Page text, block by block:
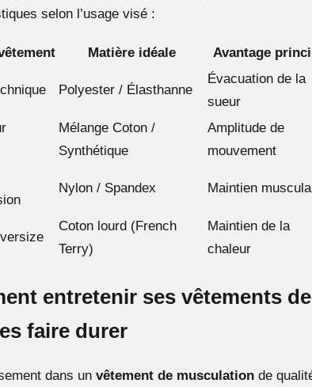
selon l’usage visé :
Matière idéale Avantage
Polyester / Élasthanne
Évacuation de la
sueur
Mélange Coton /
Synthétique
Amplitude de
mouvement
Nylon / Spandex Maintien
Coton lourd (French
Terry)
Maintien de la
chaleur
entretenir ses vêtements
faire durer
dans un vêtement de musculation de